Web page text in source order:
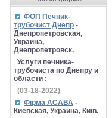
ФОП Печник-
трубочист Днепр -
Днепропетровская,
Украина,
Днепропетровск.
Услуги печника-
трубочиста по Днепру и
области :
(03-18-2022)
Фірма АСАВА -
Киевская, Украина, Київ.